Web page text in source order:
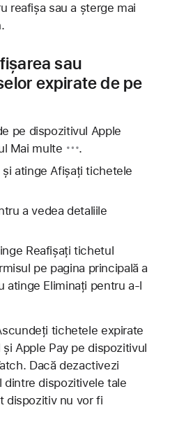
reafișa sau a șterge mai
sau
expirate de pe
pe dispozitivul Apple
Mai multe
.
atinge Afișați tichetele
a vedea detaliile
Reafișați tichetul
pe pagina principală a
atinge Eliminați pentru a-l
tichetele expirate
Apple Pay pe dispozitivul
Dacă dezactivezi
dispozitivele tale
dispozitiv nu vor fi